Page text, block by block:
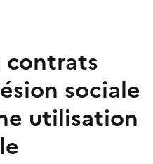
contrats
sociale
utilisation